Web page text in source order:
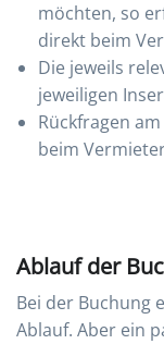
möchten, so
direkt beim
Die jeweils
jeweiligen
Rückfragen
beim
Ablauf der
Bei der Buchung
Ablauf. Aber ein